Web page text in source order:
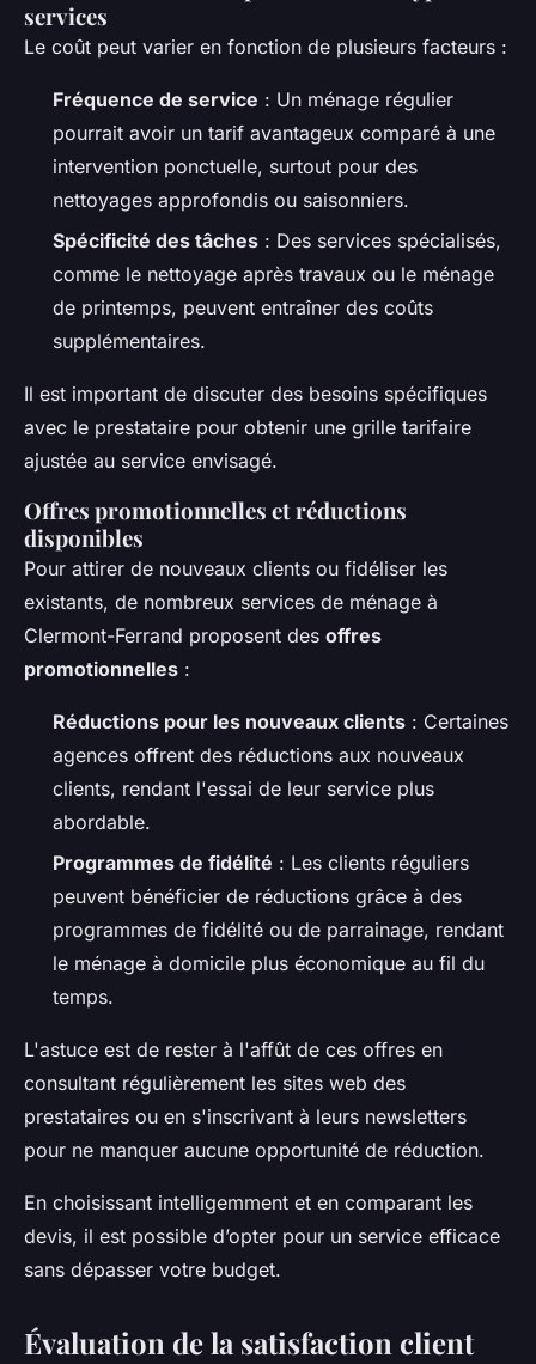
services
Le coût peut varier en fonction de plusieurs facteurs :
Fréquence de service : Un ménage régulier
pourrait avoir un tarif avantageux comparé à une
intervention ponctuelle, surtout pour des
nettoyages approfondis ou saisonniers.
Spécificité des tâches : Des services spécialisés,
comme le nettoyage après travaux ou le ménage
de printemps, peuvent entraîner des coûts
supplémentaires.
Il est important de discuter des besoins spécifiques
avec le prestataire pour obtenir une grille tarifaire
ajustée au service envisagé.
Offres promotionnelles et réductions
disponibles
Pour attirer de nouveaux clients ou fidéliser les
existants, de nombreux services de ménage à
Clermont-Ferrand proposent des offres
promotionnelles :
Réductions pour les nouveaux clients : Certaines
agences offrent des réductions aux nouveaux
clients, rendant l'essai de leur service plus
abordable.
Programmes de fidélité : Les clients réguliers
peuvent bénéficier de réductions grâce à des
programmes de fidélité ou de parrainage, rendant
le ménage à domicile plus économique au fil du
temps.
L'astuce est de rester à l'affût de ces offres en
consultant régulièrement les sites web des
prestataires ou en s'inscrivant à leurs newsletters
pour ne manquer aucune opportunité de réduction.
En choisissant intelligemment et en comparant les
devis, il est possible d’opter pour un service efficace
sans dépasser votre budget.
Évaluation de la satisfaction client